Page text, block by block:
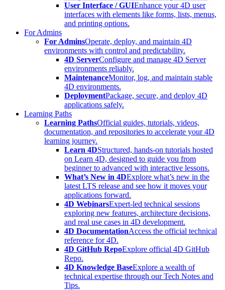
User Interface / GUIEnhance your 4D user
interfaces with elements like forms, lists, menus,
and printing options.
For Admins
For AdminsOperate, deploy, and maintain 4D
environments with control and predictability.
4D ServerConfigure and manage 4D Server
environments reliably.
MaintenanceMonitor, log, and maintain stable
4D environments.
DeploymentPackage, secure, and deploy 4D
applications safely.
Learning Paths
Learning PathsOfficial guides, tutorials, videos,
documentation, and repositories to accelerate your 4D
learning journey.
Learn 4DStructured, hands-on tutorials hosted
on Learn 4D, designed to guide you from
beginner to advanced with interactive lessons.
What’s New in 4DExplore what’s new in the
latest LTS release and see how it moves your
applications forward.
4D WebinarsExpert-led technical sessions
exploring new features, architecture decisions,
and real use cases in 4D development.
4D DocumentationAccess the official technical
reference for 4D.
4D GitHub RepoExplore official 4D GitHub
Repo.
4D Knowledge BaseExplore a wealth of
technical expertise through our Tech Notes and
Tips.